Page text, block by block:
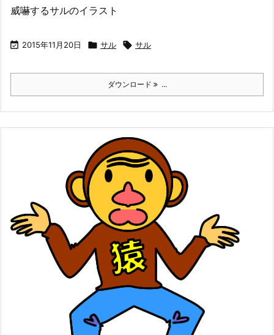
威嚇するサルのイラスト
 2015年11月20日  サル  サル
ダウンロード ...